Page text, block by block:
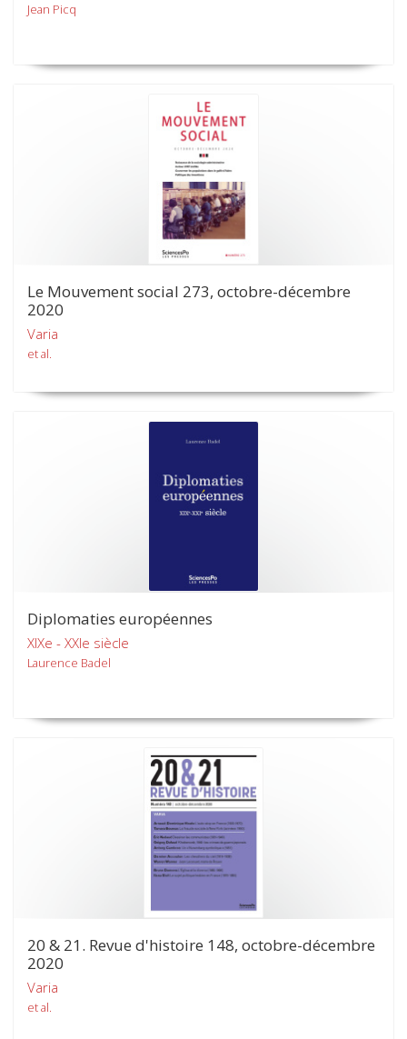
Jean Picq
Le Mouvement social 273, octobre-décembre
2020
Varia
et al.
Diplomaties européennes
XIXe - XXIe siècle
Laurence Badel
20 & 21. Revue d'histoire 148, octobre-décembre
2020
Varia
et al.